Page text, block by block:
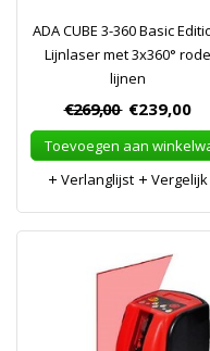
ADA CUBE 3-360 Basic
Lijnlaser met 3x360° rode
lijnen
€269,00 €239,00
Toevoegen aan
Verlanglijst
Vergelijk